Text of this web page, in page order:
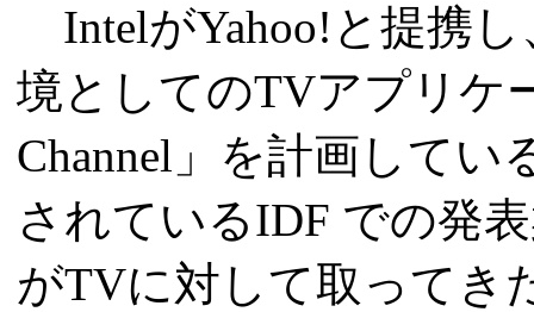
IntelがYahoo!と提携
境としてのTVアプリケ
Channel」を計画して
されているIDF での発
がTVに対して取ってき